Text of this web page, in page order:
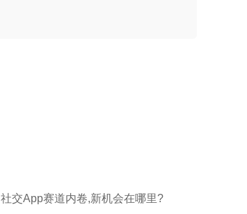
社交App赛道内卷,新机会在哪里?